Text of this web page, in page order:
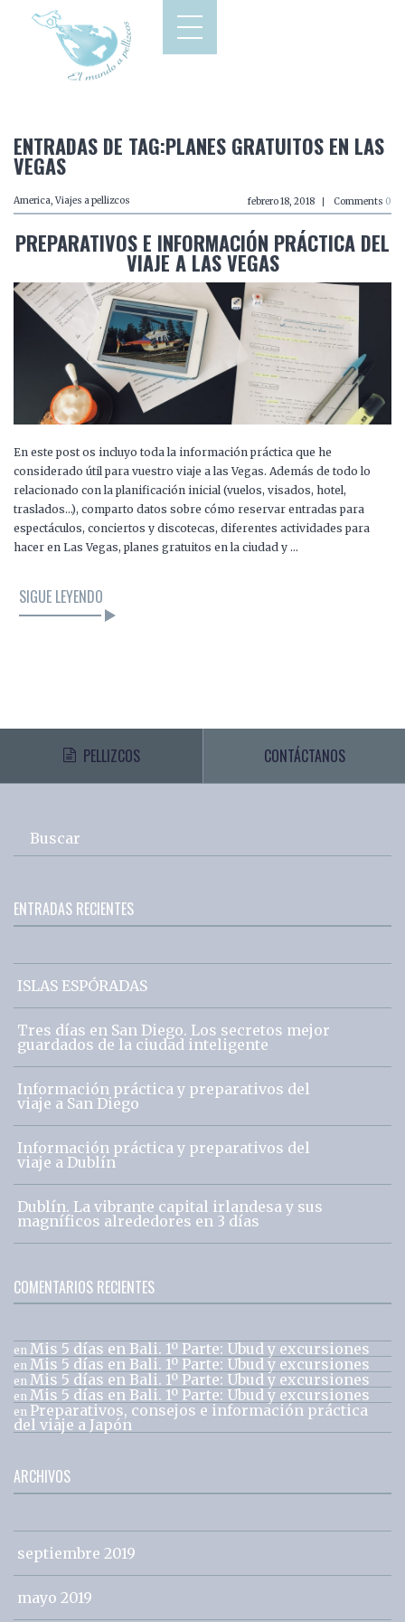
ENTRADAS DE TAG:PLANES GRATUITOS EN LAS
VEGAS
America, Viajes a pellizcos febrero 18, 2018 Comments 0
PREPARATIVOS E INFORMACIÓN PRÁCTICA DEL
VIAJE A LAS VEGAS
En este post os incluyo toda la información práctica que he
considerado útil para vuestro viaje a las Vegas. Además de todo lo
relacionado con la planificación inicial (vuelos, visados, hotel,
traslados…), comparto datos sobre cómo reservar entradas para
espectáculos, conciertos y discotecas, diferentes actividades para
hacer en Las Vegas, planes gratuitos en la ciudad y …
SIGUE LEYENDO
PELLIZCOS CONTÁCTANOS
Buscar
ENTRADAS RECIENTES
ISLAS ESPÓRADAS
Tres días en San Diego. Los secretos mejor
guardados de la ciudad inteligente
Información práctica y preparativos del
viaje a San Diego
Información práctica y preparativos del
viaje a Dublín
Dublín. La vibrante capital irlandesa y sus
magníficos alrededores en 3 días
COMENTARIOS RECIENTES
en Mis 5 días en Bali. 1º Parte: Ubud y excursiones
en Mis 5 días en Bali. 1º Parte: Ubud y excursiones
en Mis 5 días en Bali. 1º Parte: Ubud y excursiones
en Mis 5 días en Bali. 1º Parte: Ubud y excursiones
en Preparativos, consejos e información práctica
del viaje a Japón
ARCHIVOS
septiembre 2019
mayo 2019